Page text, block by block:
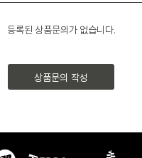
등록된 상품문의가 없습니다.
상품문의 작성